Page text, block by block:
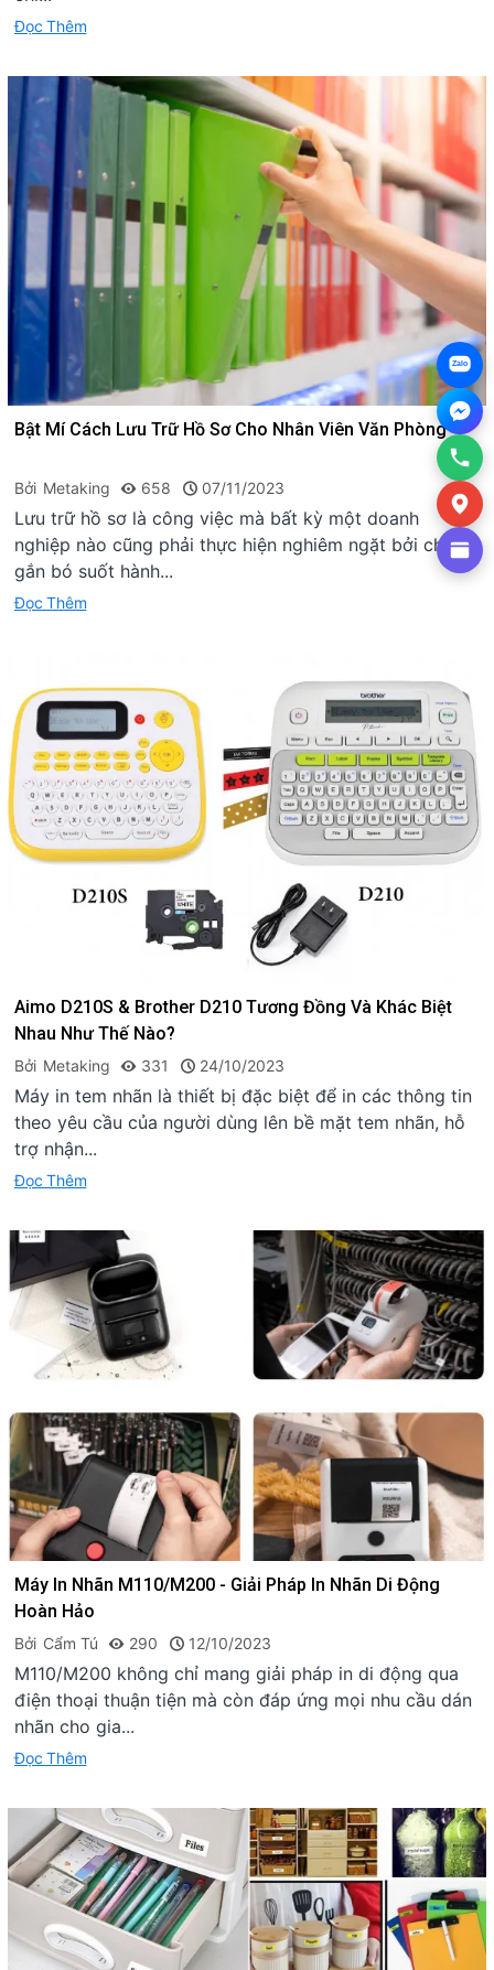
Đọc Thêm
Bật Mí Cách Lưu Trữ Hồ Sơ Cho Nhân Viên Văn Phòng
Bởi Metaking 658 07/11/2023
Lưu trữ hồ sơ là công việc mà bất kỳ một doanh
nghiệp nào cũng phải thực hiện nghiêm ngặt bởi chúng
gắn bó suốt hành...
Đọc Thêm
Aimo D210S & Brother D210 Tương Đồng Và Khác Biệt
Nhau Như Thế Nào?
Bởi Metaking 331 24/10/2023
Máy in tem nhãn là thiết bị đặc biệt để in các thông tin
theo yêu cầu của người dùng lên bề mặt tem nhãn, hỗ
trợ nhận...
Đọc Thêm
Máy In Nhãn M110/M200 - Giải Pháp In Nhãn Di Động
Hoàn Hảo
Bởi Cẩm Tú 290 12/10/2023
M110/M200 không chỉ mang giải pháp in di động qua
điện thoại thuận tiện mà còn đáp ứng mọi nhu cầu dán
nhãn cho gia...
Đọc Thêm
Zalo